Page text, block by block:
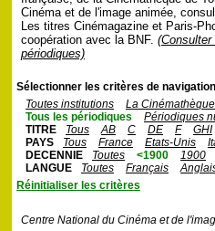
Cinéma et de l'image animée,
Les titres Cinémagazine et Paris-
coopération avec la BNF.
périodiques)
Sélectionner les critères de
Toutes institutions
La
Tous les périodiques
Périodiques
TITRE
Tous AB C DE F
GHI
PAYS
Tous France Etats-Unis
DECENNIE
Toutes <1900
1900
LANGUE
Toutes Français
Réinitialiser les critères
Centre National du Cinéma et de